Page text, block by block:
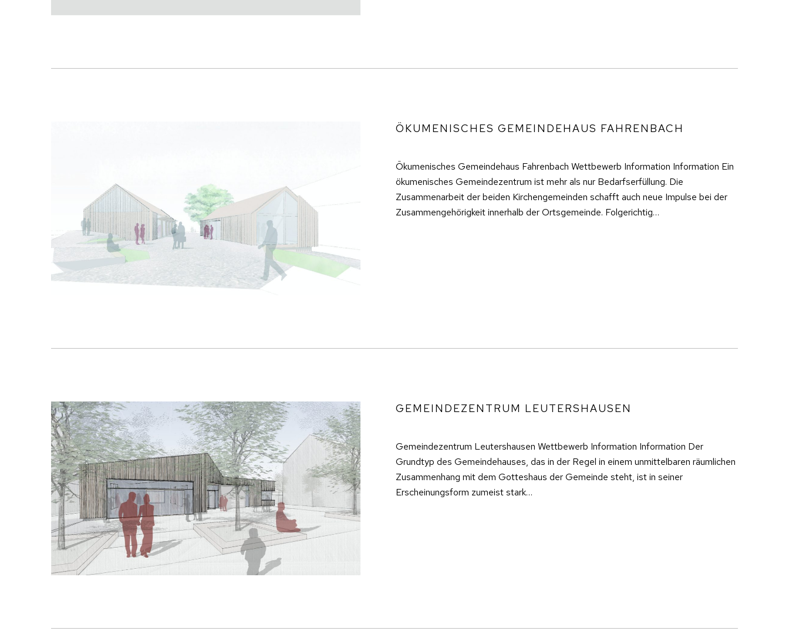
ÖKUMENISCHES GEMEINDEHAUS FAHRENBACH
Ökumenisches Gemeindehaus Fahrenbach Wettbewerb Information Information Ein
ökumenisches Gemeindezentrum ist mehr als nur Bedarfserfüllung. Die
Zusammenarbeit der beiden Kirchengemeinden schafft auch neue Impulse bei der
Zusammengehörigkeit innerhalb der Ortsgemeinde. Folgerichtig…
GEMEINDEZENTRUM LEUTERSHAUSEN
Gemeindezentrum Leutershausen Wettbewerb Information Information Der
Grundtyp des Gemeindehauses, das in der Regel in einem unmittelbaren räumlichen
Zusammenhang mit dem Gotteshaus der Gemeinde steht, ist in seiner
Erscheinungsform zumeist stark…